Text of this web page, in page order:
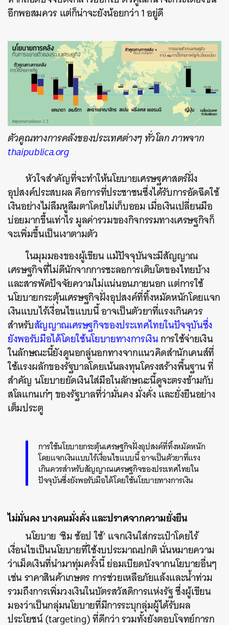
อีกพอสมควร แต่ก็น่าจะยังน้อยกว่า 1 อยู่ดี
ตัวคูณทางการคลังของประเทศต่างๆ ทั่วโลก ภาพจาก
thaipublica.org
หัวใจสำคัญที่จะทำให้นโยบายเศรษฐศาสตร์ฝั่ง
อุปสงค์ประสบผล คือการที่ประชาชนซึ่งได้รับการอัดฉีดใช้
เงินอย่างไม่ลืมหูลืมตาโดยไม่เก็บออม เมื่อเงินเปลี่ยนมือ
บ่อยมากขึ้นเท่าไร มูลค่ารวมของกิจกรรมทางเศรษฐกิจก็
จะเพิ่มขึ้นเป็นเงาตามตัว
ในมุมมองของผู้เขียน แม้ปัจจุบันจะมีสัญญาณ
เศรษฐกิจที่ไม่ดีนักจากการชะลอการเติบโตของไทยบ้าง
และสารพัดปัจจัยความไม่แน่นอนภายนอก แต่การใช้
นโยบายกระตุ้นเศรษฐกิจฝั่งอุปสงค์ที่ทิ้งหมัดหนักโดยแจก
เงินแบบไร้เงื่อนไขแบบนี้ อาจเป็นตัวยาที่แรงเกินควร
สำหรับสัญญาณเศรษฐกิจของประเทศไทยในปัจจุบันซึ่ง
ยังพอรับมือได้โดยใช้นโยบายทางการเงินการใช้จ่ายเงิน
ในลักษณะนี้ยังดูนอกลู่นอกทางจากแนวคิดสำนักเคนส์ที่
ใช้แรงผลักของรัฐบาลโดยเน้นลงทุนโครงสร้างพื้นฐาน ที่
สำคัญ นโยบายยัดเงินใส่มือในลักษณะนี้ดูจะตรงข้ามกับ
สโลแกนเก๋ๆ ของรัฐบาลที่ว่ามั่นคง มั่งคั่ง และยั่งยืนอย่าง
เต็มประตู
การใช้นโยบายกระตุ้นเศรษฐกิจฝั่งอุปสงค์ที่ทิ้งหมัดหนัก
โดยแจกเงินแบบไร้เงื่อนไขแบบนี้ อาจเป็นตัวยาที่แรง
เกินควรสำหรับสัญญาณเศรษฐกิจของประเทศไทยใน
ปัจจุบันซึ่งยังพอรับมือได้โดยใช้นโยบายทางการเงิน
ไม่มั่นคง บางคนมั่งคั่ง และปราศจากความยั่งยืน
นโยบาย ‘ชิม ช้อป ใช้’ แจกเงินใส่กระเป๋าโดยไร้
เงื่อนไขเป็นนโยบายที่ใช้งบประมาณปกติ นั่นหมายความ
ว่าเม็ดเงินที่นำมาทุ่มครั้งนี้ ย่อมเบียดบังจากนโยบายอื่นๆ
เช่น ราคาสินค้าเกษตร การช่วยเหลือภัยแล้งและน้ำท่วม
รวมถึงการเพิ่มวงเงินในบัตรสวัสดิการแห่งรัฐ ซึ่งผู้เขียน
มองว่าเป็นกลุ่มนโยบายที่มีการระบุกลุ่มผู้ได้รับผล
ประโยชน์ (targeting) ที่ดีกว่า รวมทั้งยังตอบโจทย์การก